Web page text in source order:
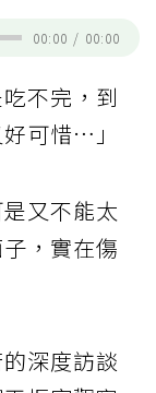
00:00 / 00:00
不完，到
可惜…」
又不能太
，實在傷
深度訪談